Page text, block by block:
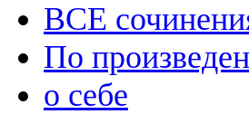
ВСЕ
По
о себе